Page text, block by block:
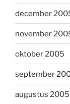
december
november
oktober 2005
september
augustus 2005